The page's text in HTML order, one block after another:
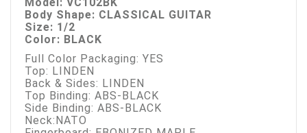
Body Shape: CLASSICAL GUITAR
Size: 1/2
Color: BLACK
Full Color Packaging: YES
Top: LINDEN
Back & Sides: LINDEN
Top Binding: ABS-BLACK
Side Binding: ABS-BLACK
Neck:NATO